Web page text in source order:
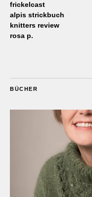
frickelcast
alpis strickbuch
knitters review
rosa p.
BÜCHER